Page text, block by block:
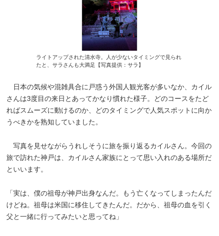
ライトアップされた清水寺。人が少ないタイミングで見られ
たと、サラさんも大満足【写真提供：サラ】
日本の気候や混雑具合に戸惑う外国人観光客が多いなか、カイル
さんは3度目の来日とあってかなり慣れた様子。どのコースをたど
ればスムーズに動けるのか、どのタイミングで人気スポットに向か
うべきかを熟知していました。
写真を見せながらうれしそうに旅を振り返るカイルさん。今回の
旅で訪れた神戸は、カイルさん家族にとって思い入れのある場所だ
といいます。
「実は、僕の祖母が神戸出身なんだ。もう亡くなってしまったんだ
けどね。祖母は米国に移住してきたんだ。だから、祖母の血を引く
父と一緒に行ってみたいと思ってね」